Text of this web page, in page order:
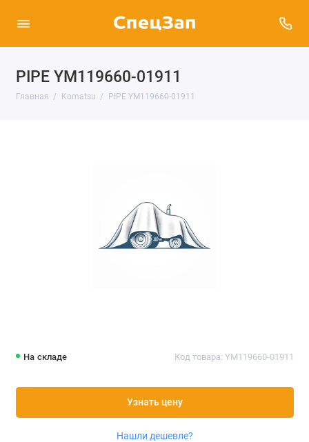
PIPE YM119660-01911
Главная Komatsu PIPE YM119660-01911
На складе Код товара: YM119660-01911
Узнать цену
Нашли дешевле?